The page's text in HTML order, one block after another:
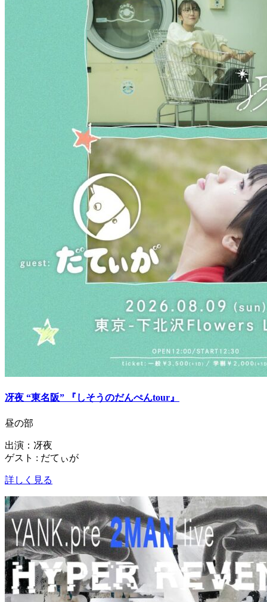
冴夜 “東名阪” 『しそうのだんぺんtour』
昼の部
出演：冴夜
ゲスト : だてぃが
詳しく見る